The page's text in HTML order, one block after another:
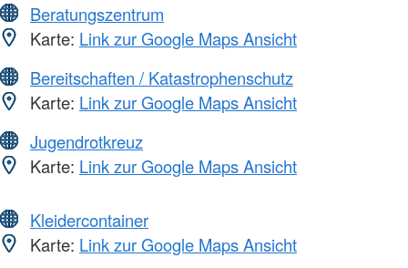
Beratungszentrum
Karte: Link zur Google Maps Ansicht
Bereitschaften / Katastrophenschutz
Karte: Link zur Google Maps Ansicht
Jugendrotkreuz
Karte: Link zur Google Maps Ansicht
Kleidercontainer
Karte: Link zur Google Maps Ansicht